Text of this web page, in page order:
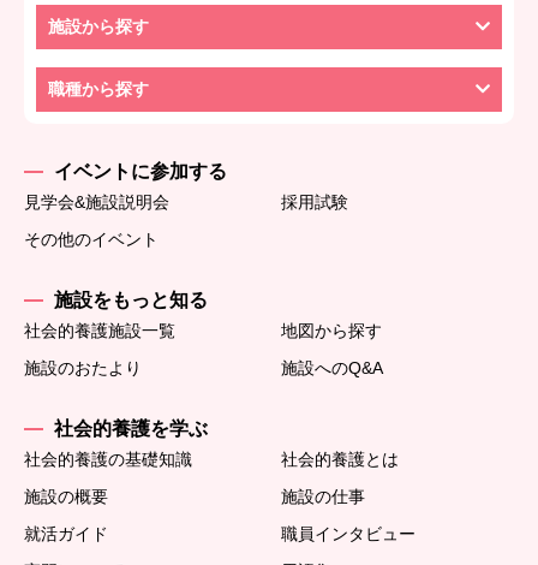
施設から探す
職種から探す
イベントに参加する
見学会&施設説明会
採用試験
その他のイベント
施設をもっと知る
社会的養護施設一覧
地図から探す
施設のおたより
施設へのQ&A
社会的養護を学ぶ
社会的養護の基礎知識
社会的養護とは
施設の概要
施設の仕事
就活ガイド
職員インタビュー